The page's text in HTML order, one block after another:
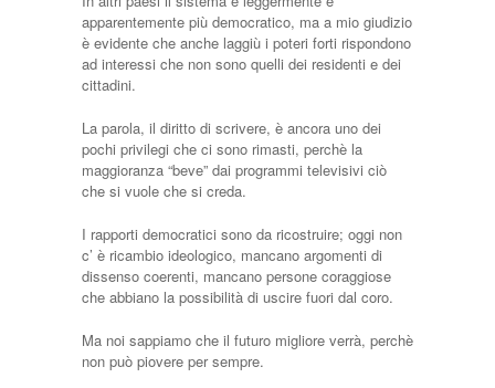
apparentemente più democratico, ma a mio giudizio
è evidente che anche laggiù i poteri forti rispondono
ad interessi che non sono quelli dei residenti e dei
cittadini.
La parola, il diritto di scrivere, è ancora uno dei
pochi privilegi che ci sono rimasti, perchè la
maggioranza “beve” dai programmi televisivi ciò
che si vuole che si creda.
I rapporti democratici sono da ricostruire; oggi non
c’ è ricambio ideologico, mancano argomenti di
dissenso coerenti, mancano persone coraggiose
che abbiano la possibilità di uscire fuori dal coro.
Ma noi sappiamo che il futuro migliore verrà, perchè
non può piovere per sempre.